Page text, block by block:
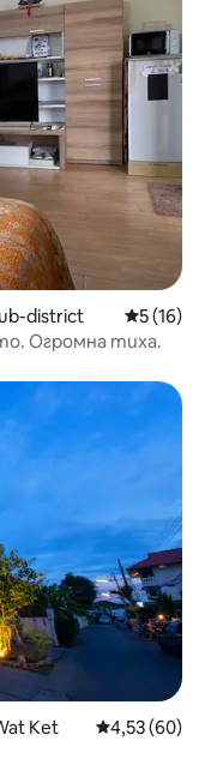
district Средна
5 (16)
Огромна тиха.
Ket Средна
4,53 (60)